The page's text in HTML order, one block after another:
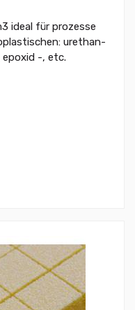
ideal für prozesse
urethan-
-, etc.